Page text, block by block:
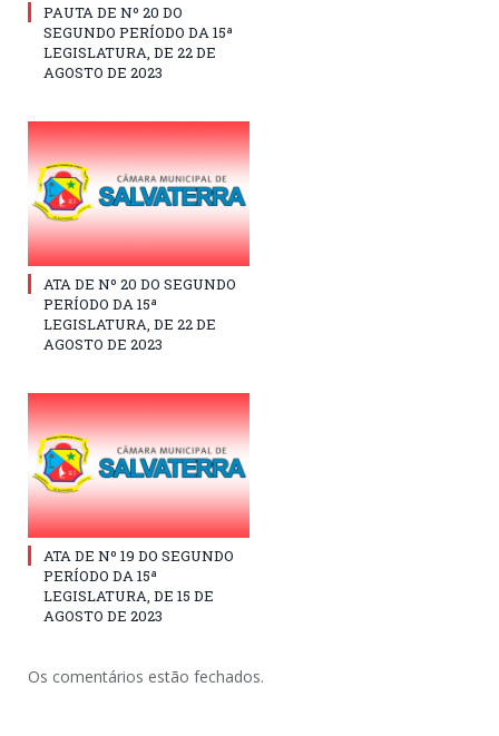
PAUTA DE Nº 20 DO
SEGUNDO PERÍODO DA 15ª
LEGISLATURA, DE 22 DE
AGOSTO DE 2023
ATA DE Nº 20 DO SEGUNDO
PERÍODO DA 15ª
LEGISLATURA, DE 22 DE
AGOSTO DE 2023
ATA DE Nº 19 DO SEGUNDO
PERÍODO DA 15ª
LEGISLATURA, DE 15 DE
AGOSTO DE 2023
Os comentários estão fechados.